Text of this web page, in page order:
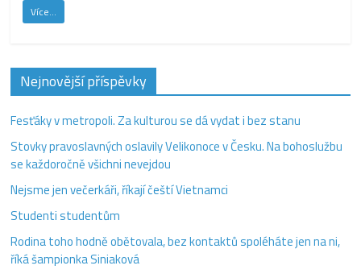
Více...
Nejnovější příspěvky
Fesťáky v metropoli. Za kulturou se dá vydat i bez stanu
Stovky pravoslavných oslavily Velikonoce v Česku. Na bohoslužbu
se každoročně všichni nevejdou
Nejsme jen večerkáři, říkají čeští Vietnamci
Studenti studentům
Rodina toho hodně obětovala, bez kontaktů spoléháte jen na ni,
říká šampionka Siniaková